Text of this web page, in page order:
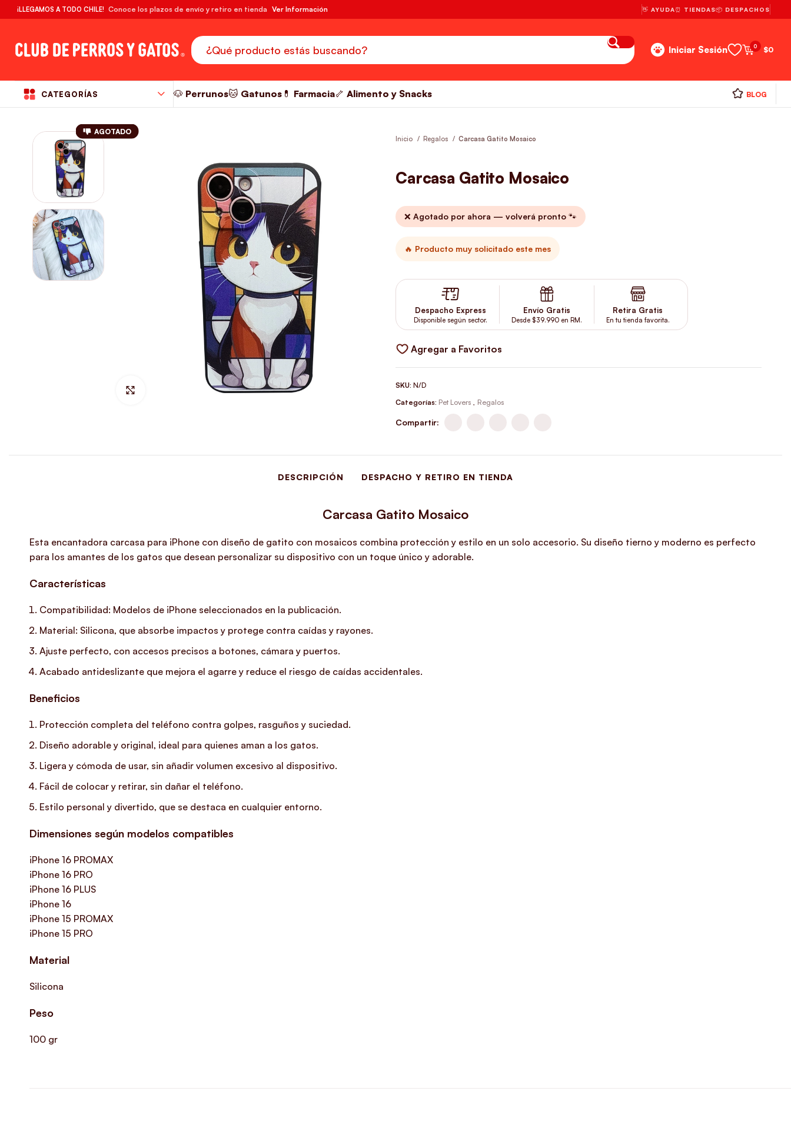
¡LLEGAMOS A TODO CHILE! Conoce los plazos de envío y retiro en tienda Ver Información 👋 AYUDA⏰ TIENDAS📦 DESPACHOS
Iniciar Sesión 0 $0
CATEGORÍAS 🐶 Perrunos🐱 Gatunos 💊 Farmacia🦴 Alimento y Snacks BLOG
AGOTADO
Inicio Regalos Carcasa Gatito Mosaico
Carcasa Gatito Mosaico
❌ Agotado por ahora — volverá pronto 🐾
🔥 Producto muy solicitado este mes
Despacho Express
Disponible según sector.
Envío Gratis
Desde $39.990 en RM.
Retira Gratis
En tu tienda favorita.
Agregar a Favoritos
SKU: N/D
Categorías: Pet Lovers , Regalos
Compartir:
DESCRIPCIÓN DESPACHO Y RETIRO EN TIENDA
Carcasa Gatito Mosaico
Esta encantadora carcasa para iPhone con diseño de gatito con mosaicos combina protección y estilo en un solo accesorio. Su diseño tierno y moderno es perfecto
para los amantes de los gatos que desean personalizar su dispositivo con un toque único y adorable.
Características
Compatibilidad: Modelos de iPhone seleccionados en la publicación.
Material: Silicona, que absorbe impactos y protege contra caídas y rayones.
Ajuste perfecto, con accesos precisos a botones, cámara y puertos.
Acabado antideslizante que mejora el agarre y reduce el riesgo de caídas accidentales.
Beneficios
Protección completa del teléfono contra golpes, rasguños y suciedad.
Diseño adorable y original, ideal para quienes aman a los gatos.
Ligera y cómoda de usar, sin añadir volumen excesivo al dispositivo.
Fácil de colocar y retirar, sin dañar el teléfono.
Estilo personal y divertido, que se destaca en cualquier entorno.
Dimensiones según modelos compatibles
iPhone 16 PROMAX
iPhone 16 PRO
iPhone 16 PLUS
iPhone 16
iPhone 15 PROMAX
iPhone 15 PRO
Material
Silicona
Peso
100 gr
RM